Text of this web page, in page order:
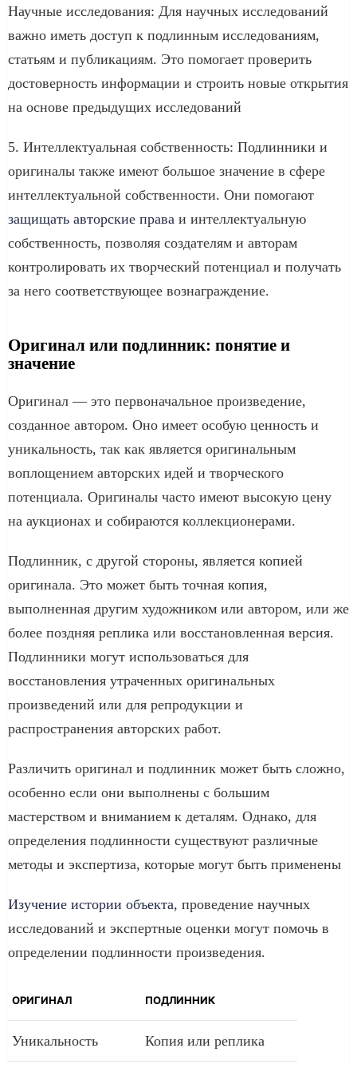
Научные исследования: Для научных исследований
важно иметь доступ к подлинным исследованиям,
статьям и публикациям. Это помогает проверить
достоверность информации и строить новые открытия
на основе предыдущих исследований
5. Интеллектуальная собственность: Подлинники и
оригиналы также имеют большое значение в сфере
интеллектуальной собственности. Они помогают
защищать авторские права и интеллектуальную
собственность, позволяя создателям и авторам
контролировать их творческий потенциал и получать
за него соответствующее вознаграждение.
Оригинал или подлинник: понятие и
значение
Оригинал — это первоначальное произведение,
созданное автором. Оно имеет особую ценность и
уникальность, так как является оригинальным
воплощением авторских идей и творческого
потенциала. Оригиналы часто имеют высокую цену
на аукционах и собираются коллекционерами.
Подлинник, с другой стороны, является копией
оригинала. Это может быть точная копия,
выполненная другим художником или автором, или же
более поздняя реплика или восстановленная версия.
Подлинники могут использоваться для
восстановления утраченных оригинальных
произведений или для репродукции и
распространения авторских работ.
Различить оригинал и подлинник может быть сложно,
особенно если они выполнены с большим
мастерством и вниманием к деталям. Однако, для
определения подлинности существуют различные
методы и экспертиза, которые могут быть применены
Изучение истории объекта, проведение научных
исследований и экспертные оценки могут помочь в
определении подлинности произведения.
ОРИГИНАЛ ПОДЛИННИК
Уникальность Копия или реплика